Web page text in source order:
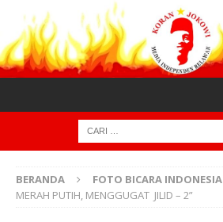
BERANDA FOTO BICARA INDONESIA
MERAH PUTIH, MENGGUGAT JILID – 2”